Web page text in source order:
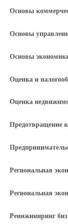
Основы
Основы
Основы
Оценка и
Оценка
Предотвращение
Региональная
Региональная
Реинжиниринг